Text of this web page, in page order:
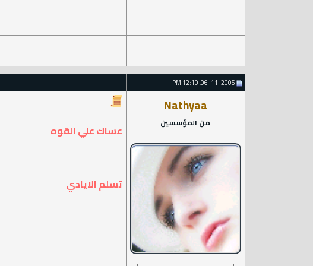
Nathyaa
من المؤسسين عساك علي القوه
تسلم الايادي